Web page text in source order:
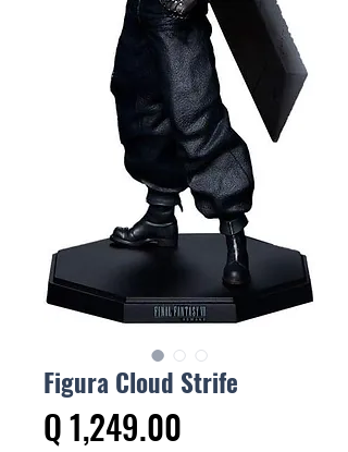
Figura Cloud Strife
Q 1,249.00